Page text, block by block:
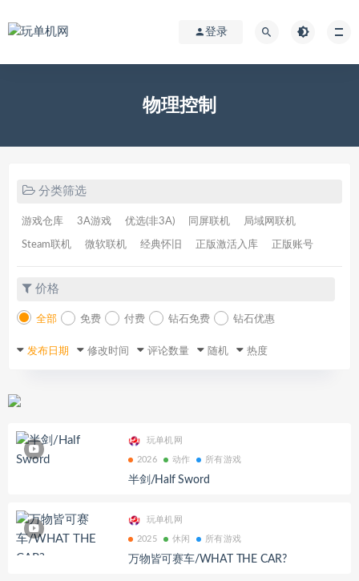
登录
物理控制
分类筛选
游戏仓库 3A游戏 优选(非3A) 同屏联机 局域网联机
Steam联机 微软联机 经典怀旧 正版激活入库 正版账号
价格
全部 免费 付费 钻石免费 钻石优惠
发布日期 修改时间 评论数量 随机 热度
玩单机网
2026 动作 所有游戏
半剑/Half Sword
玩单机网
2025 休闲 所有游戏
万物皆可赛车/WHAT THE CAR?